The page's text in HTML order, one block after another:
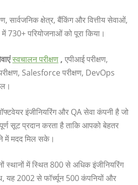
सार्वजनिक क्षेत्र, बैंकिंग और वित्तीय सेवाओं,
में 730+ परियोजनाओं को पूरा किया।
स्वचालन परीक्षण , एपीआई परीक्षण,
परीक्षण, Salesforce परीक्षण, DevOps
इंजीनियरिंग और QA सेवा कंपनी है जो
सूट प्रदान करता है ताकि आपको बेहतर
में मदद मिल सके।
स्थानों में स्थित 800 से अधिक इंजीनियरिंग
यह 2002 से फॉर्च्यून 500 कंपनियों और